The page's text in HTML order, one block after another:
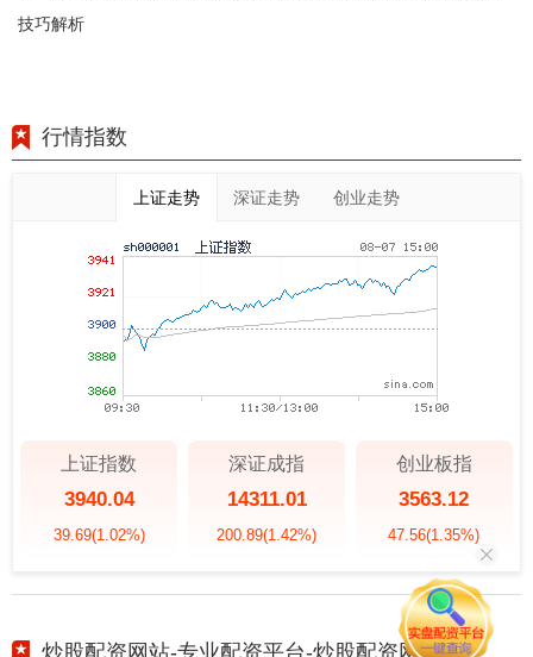
技巧解析
行情指数
上证走势 深证走势 创业走势
上证指数
3940.04
39.69(1.02%)
深证成指
14311.01
200.89(1.42%)
创业板指
3563.12
47.56(1.35%)